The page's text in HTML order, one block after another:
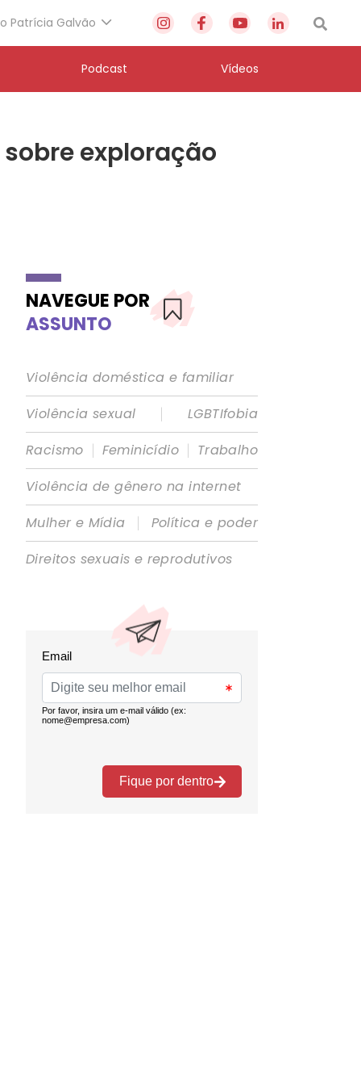
Patrícia Galvão
Podcast Vídeos
exploração
NAVEGUE POR
ASSUNTO
Violência doméstica e familiar
Violência sexual
|
LGBTIfobia
Racismo | Feminicídio | Trabalho
Violência de gênero na internet
Mulher e Mídia
|
Política e poder
Direitos sexuais e reprodutivos